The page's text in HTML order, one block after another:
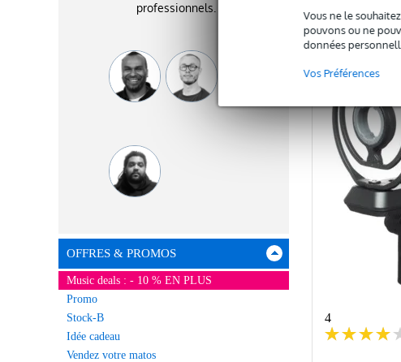
Vous ne le
pouvons ou ne
données
Vos Préférences
professionnels.
OFFRES & PROMOS
Music deals : - 10 % EN PLUS
Promo
Stock-B
Idée cadeau
Vendez votre matos
4